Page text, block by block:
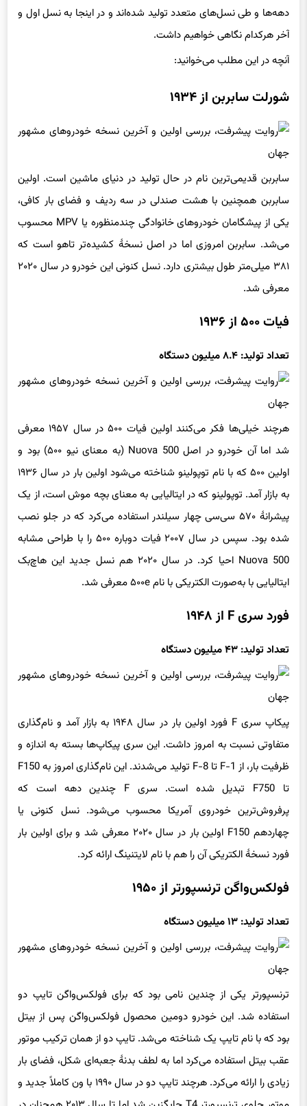
دهه‌ها و طی نسل‌های متعدد تولید شده‌اند و در اینجا به نسل اول و
آخر هرکدام نگاهی خواهیم داشت.
آنچه در این مطلب می‌خوانید:
شورلت سابربن از ۱۹۳۴
سابربن قدیمی‌ترین نام در حال تولید در دنیای ماشین است. اولین
سابربن همچنین با هشت صندلی در سه ردیف و فضای بار کافی،
یکی از پیشگامان خودروهای خانوادگی چندمنظوره یا MPV محسوب
می‌شد. سابربن امروزی اما در اصل نسخهٔ کشیده‌تر تاهو است که
۳۸۱ میلی‌متر طول بیشتری دارد. نسل کنونی این خودرو در سال ۲۰۲۰
معرفی شد.
فیات ۵۰۰ از ۱۹۳۶
تعداد تولید: ۸.۴ میلیون دستگاه
هرچند خیلی‌ها فکر می‌کنند اولین فیات ۵۰۰ در سال ۱۹۵۷ معرفی
شد اما آن خودرو در اصل Nuova 500 (به معنای نیو ۵۰۰) بود و
اولین ۵۰۰ که با نام توپولینو شناخته می‌شود اولین بار در سال ۱۹۳۶
به بازار آمد. توپولینو که در ایتالیایی به معنای بچه موش است، از یک
پیشرانهٔ ۵۷۰ سی‌سی چهار سیلندر استفاده می‌کرد که در جلو نصب
شده بود. سپس در سال ۲۰۰۷ فیات دوباره ۵۰۰ را با طراحی مشابه
Nuova 500 احیا کرد. در سال ۲۰۲۰ هم نسل جدید این هاچ‌بک
ایتالیایی با به‌صورت الکتریکی با نام ۵۰۰e معرفی شد.
فورد سری F از ۱۹۴۸
تعداد تولید: ۴۳ میلیون دستگاه
پیکاپ سری F فورد اولین بار در سال ۱۹۴۸ به بازار آمد و نام‌گذاری
متفاوتی نسبت به امروز داشت. این سری پیکاپ‌ها بسته به اندازه و
ظرفیت بار، از F-1 تا F-8 تولید می‌شدند. این نام‌گذاری امروز به F150
تا F750 تبدیل شده است. سری F چندین دهه است که
پرفروش‌ترین خودروی آمریکا محسوب می‌شود. نسل کنونی یا
چهاردهم F150 اولین بار در سال ۲۰۲۰ معرفی شد و برای اولین بار
فورد نسخهٔ الکتریکی آن را هم با نام لایتنینگ ارائه کرد.
فولکس‌واگن ترنسپورتر از ۱۹۵۰
تعداد تولید: ۱۳ میلیون دستگاه
ترنسپورتر یکی از چندین نامی بود که برای فولکس‌واگن تایپ دو
استفاده شد. این خودرو دومین محصول فولکس‌واگن پس از بیتل
بود که با نام تایپ یک شناخته می‌شد. تایپ دو از همان ترکیب موتور
عقب بیتل استفاده می‌کرد اما به لطف بدنهٔ جعبه‌ای شکل، فضای بار
زیادی را ارائه می‌کرد. هرچند تایپ دو در سال ۱۹۹۰ با ون کاملاً جدید و